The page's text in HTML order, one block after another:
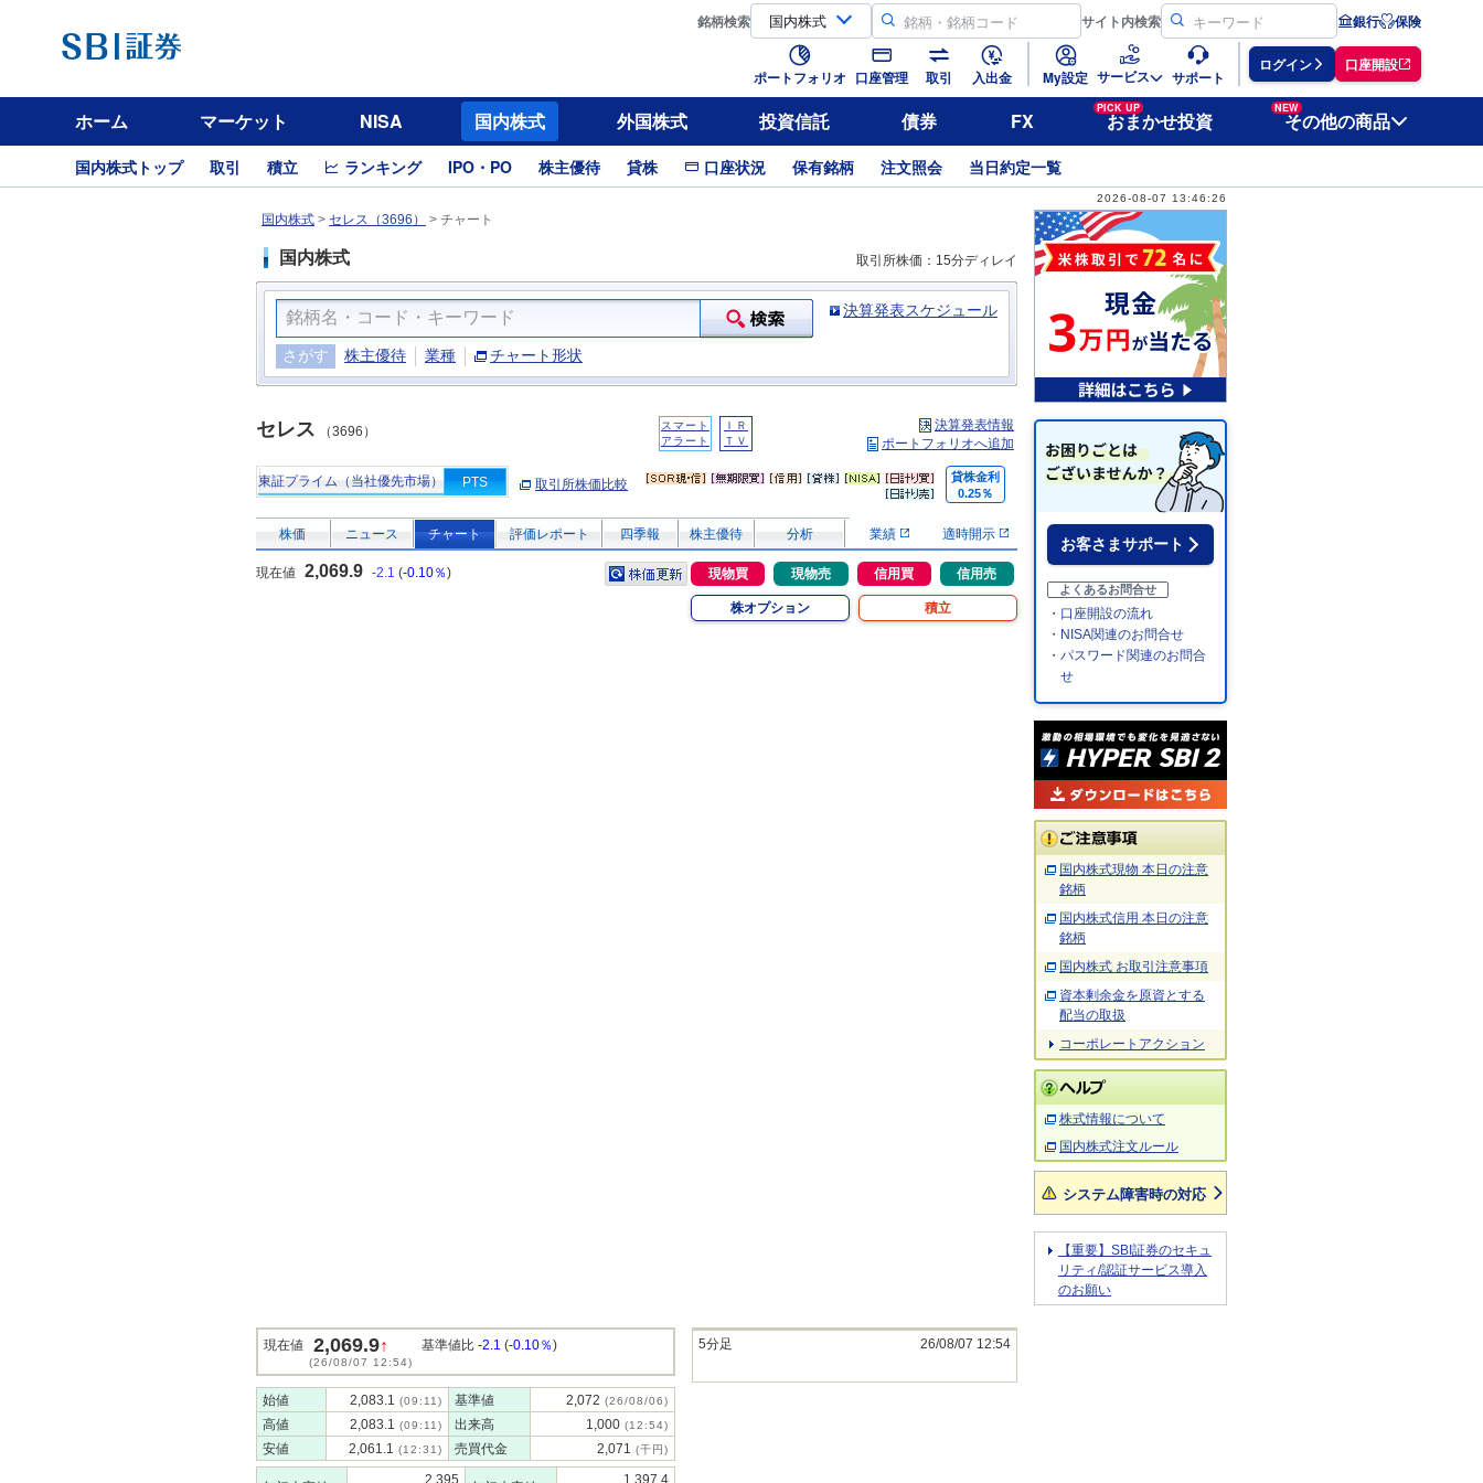
銘柄検索 サイト内検索 銀行 保険
ポートフォリオ 口座管理 取引 入出金 My設定 サービス サポート
ログイン 口座開設
ホーム マーケット NISA 国内株式 外国株式 投資信託 債券 FX
PICK UP
おまかせ投資
NEW
その他の商品
国内株式トップ 取引 積立 ランキング IPO・PO 株主優待 貸株 口座状況 保有銘柄 注文照会 当日約定一覧
2026-08-07 13:46:26
国内株式 > セレス（3696） > チャート
国内株式 取引所株価：15分ディレイ
決算発表スケジュール
さがす 株主優待 業種 チャート形状
セレス （3696）
スマート
アラート
ＩＲ
ＴＶ
決算発表情報
ポートフォリオへ追加
東証プライム（当社優先市場） PTS 取引所株価比較
貸株金利
0.25％
株価 ニュース チャート 評価レポート 四季報 株主優待 分析 業績 適時開示
現在値 2,069.9 -2.1 (-0.10％) 現物買 現物売 信用買 信用売
株オプション 積立
現在値 2,069.9↑
(26/08/07 12:54)
基準値比 -2.1 (-0.10％)
始値 2,083.1 (09:11) 基準値 2,072 (26/08/06)
高値 2,083.1 (09:11) 出来高 1,000 (12:54)
安値 2,061.1 (12:31) 売買代金 2,071 (千円)
2,395 1,397.4
5分足 26/08/07 12:54
お客さまサポート
よくあるお問合せ
・口座開設の流れ
・NISA関連のお問合せ
・パスワード関連のお問合
せ
国内株式現物 本日の注意
銘柄
国内株式信用 本日の注意
銘柄
国内株式 お取引注意事項
資本剰余金を原資とする
配当の取扱
コーポレートアクション
株式情報について
国内株式注文ルール
システム障害時の対応
【重要】SBI証券のセキュ
リティ/認証サービス導入
のお願い